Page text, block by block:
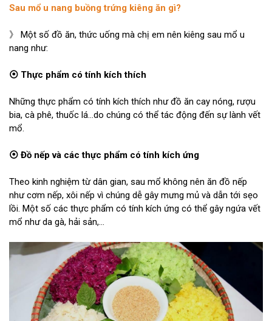
Sau mổ u nang buồng trứng kiêng ăn gì?
》 Một số đồ ăn, thức uống mà chị em nên kiêng sau mổ u
nang như:
⦿ Thực phẩm có tính kích thích
Những thực phẩm có tính kích thích như đồ ăn cay nóng, rượu
bia, cà phê, thuốc lá…do chúng có thể tác động đến sự lành vết
mổ.
⦿ Đồ nếp và các thực phẩm có tính kích ứng
Theo kinh nghiệm từ dân gian, sau mổ không nên ăn đồ nếp
như cơm nếp, xôi nếp vì chúng dễ gây mưng mủ và dẫn tới sẹo
lồi. Một số các thực phẩm có tính kích ứng có thể gây ngứa vết
mổ như da gà, hải sản,…